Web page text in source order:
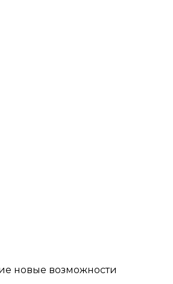
новые возможности